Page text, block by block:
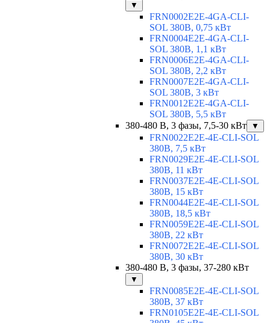
▼
FRN0002E2E-4GA-CLI-
SOL 380В, 0,75 кВт
FRN0004E2E-4GA-CLI-
SOL 380В, 1,1 кВт
FRN0006E2E-4GA-CLI-
SOL 380В, 2,2 кВт
FRN0007E2E-4GA-CLI-
SOL 380В, 3 кВт
FRN0012E2E-4GA-CLI-
SOL 380В, 5,5 кВт
380-480 В, 3 фазы, 7,5-30 кВт
▼
FRN0022E2E-4E-CLI-SOL
380В, 7,5 кВт
FRN0029E2E-4E-CLI-SOL
380В, 11 кВт
FRN0037E2E-4E-CLI-SOL
380В, 15 кВт
FRN0044E2E-4E-CLI-SOL
380В, 18,5 кВт
FRN0059E2E-4E-CLI-SOL
380В, 22 кВт
FRN0072E2E-4E-CLI-SOL
380В, 30 кВт
380-480 В, 3 фазы, 37-280 кВт
▼
FRN0085E2E-4E-CLI-SOL
380В, 37 кВт
FRN0105E2E-4E-CLI-SOL